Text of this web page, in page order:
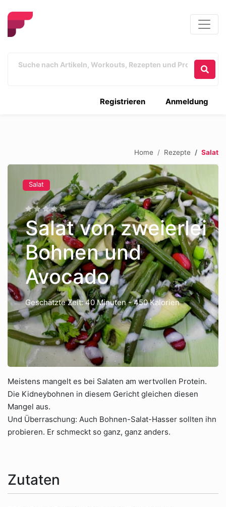
Anmeldung
Registrieren
Home Rezepte Salat
Salat
Salat von zweierlei
Bohnen und
Avocado
Geschätzte Zeit: 40 Minuten - 450 Kalorien
Meistens mangelt es bei Salaten am wertvollen Protein.
Die Kidneybohnen in diesem Gericht gleichen diesen
Mangel aus.
Und Überraschung: Auch Bohnen-Salat-Hasser sollten ihn
probieren. Er schmeckt so ganz, ganz anders.
Zutaten